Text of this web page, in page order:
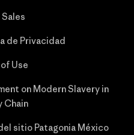
de Privacidad
Use
on Modern Slavery in
Chain
sitio Patagonia México